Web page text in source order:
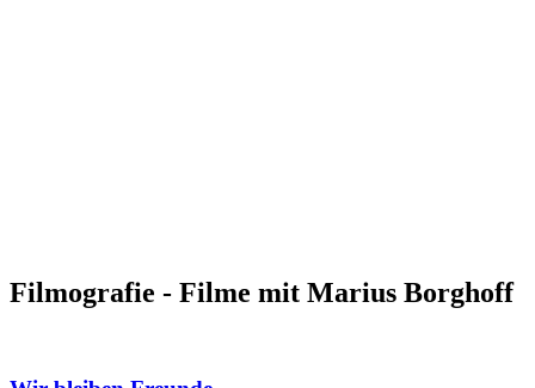
Filmografie - Filme mit Marius Borghoff